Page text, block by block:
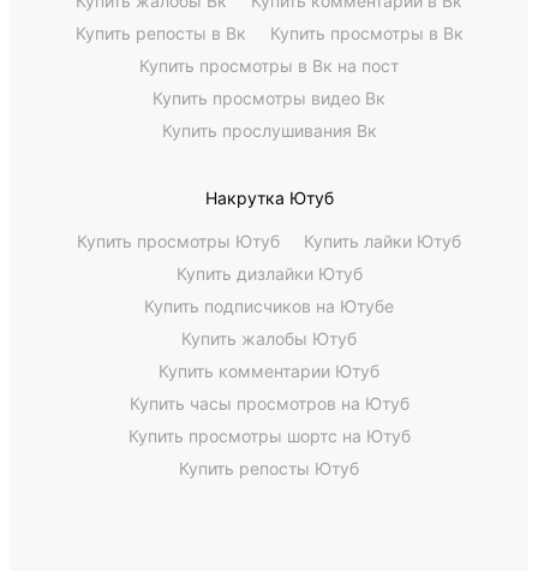
Купить репосты в Вк
Купить просмотры в Вк
Купить просмотры в Вк на пост
Купить просмотры видео Вк
Купить прослушивания Вк
Накрутка Ютуб
Купить просмотры Ютуб
Купить лайки Ютуб
Купить дизлайки Ютуб
Купить подписчиков на Ютубе
Купить жалобы Ютуб
Купить комментарии Ютуб
Купить часы просмотров на Ютуб
Купить просмотры шортс на Ютуб
Купить репосты Ютуб